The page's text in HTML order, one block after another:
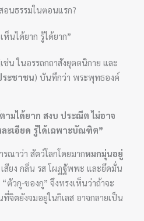
อนธรรมในตอนแรก?
ห็นได้ยาก รู้ได้ยาก”
น ในอรรถกถาสังยุตตนิกาย และ
ะชาชน) บันทึกว่า พระพุทธองค์
ามได้ยาก สงบ ประณีต ไม่อาจ
ะเอียด รู้ได้เฉพาะบัณฑิต”
ณาว่า สัตว์โลกโดยมากหมกมุ่นอยู่
สียง กลิ่น รส โผฏฐัพพะ และยึดมั่น
ตัวกู-ของกู” จึงทรงเห็นว่าถ้าจะ
จิตยังจมอยู่ในกิเลส อาจกลายเป็น